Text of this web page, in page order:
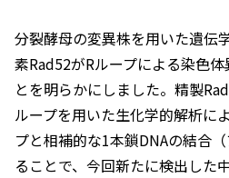
分裂酵母の変異株を用いた遺伝
素Rad52がRループによる染色
とを明らかにしました。精製
ループを用いた生化学的解析に
プと相補的な1本鎖DNAの結合
ることで、今回新たに検出した